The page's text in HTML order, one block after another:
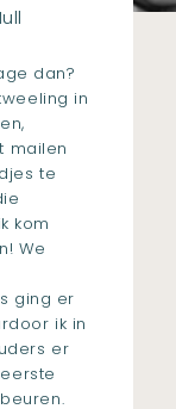
dan?
in
mailen
te
kom
We
ging er
ik in
er